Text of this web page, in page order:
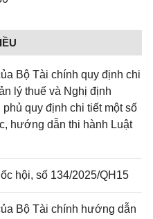
Bộ Tài chính quy định chi
lý thuế và Nghị định
quy định chi tiết một số
hướng dẫn thi hành Luật
hội, số 134/2025/QH15
Bộ Tài chính hướng dẫn